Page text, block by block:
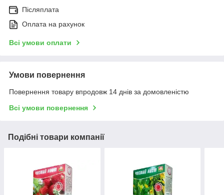
Післяплата
Оплата на рахунок
Всі умови оплати
Умови повернення
Повернення товару впродовж 14 днів за домовленістю
Всі умови повернення
Подібні товари компанії